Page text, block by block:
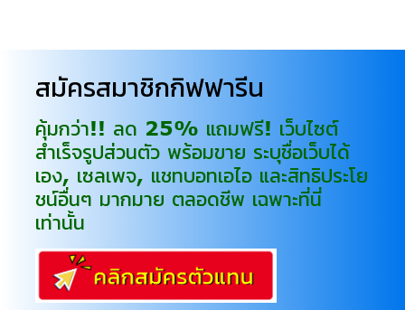
สมัครสมาชิกกิฟฟารีน
คุ้มกว่า!! ลด 25% แถมฟรี! เว็บไซต์
สำเร็จรูปส่วนตัว พร้อมขาย ระบุชื่อเว็บได้
เอง, เซลเพจ, แชทบอทเอไอ และสิทธิประโย
ชน์อื่นๆ มากมาย ตลอดชีพ เฉพาะที่นี่
เท่านั้น